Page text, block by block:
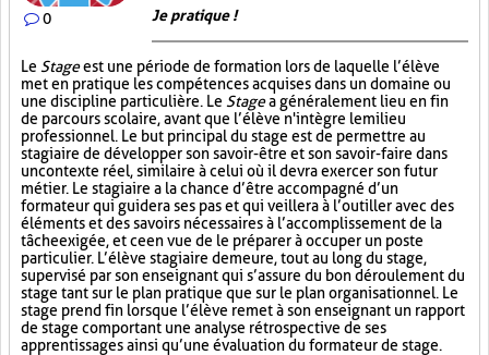
0 Je pratique !
Le Stageest une période de formation lors de laquelle l’élève
met en pratique les compétences acquises dans un domaine ou
une discipline particulière. Le Stagea généralement lieu en fin
de parcours scolaire, avant que l’élève n'intègre le milieu
professionnel. Le but principal du stage est de permettre au
stagiaire de développer son savoir-être et son savoir-faire dans
un contexte réel, similaire à celui où il devra exercer son futur
métier. Le stagiaire a la chance d’être accompagné d’un
formateur qui guidera ses pas et qui veillera à l’outiller avec des
éléments et des savoirs nécessaires à l’accomplissement de la
tâche exigée, et ce en vue de le préparer à occuper un poste
particulier. L’élève stagiaire demeure, tout au long du stage,
supervisé par son enseignant qui s’assure du bon déroulement du
stage tant sur le plan pratique que sur le plan organisationnel. Le
stage prend fin lorsque l’élève remet à son enseignant un rapport
de stage comportant une analyse rétrospective de ses
apprentissages ainsi qu’une évaluation du formateur de stage.